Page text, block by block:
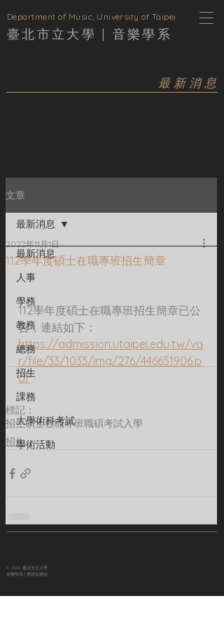
Department of Music, University of Taipei
臺北市立大學 | 音樂學 系
最新消息
文章
最新消息
人事
學務
教務
總務
招生
課務
大學術科考試
學術活動
最新消息
112學年度碩士在職專班招生簡章
2022年11月1日
112學年度碩士在職專班招生簡章已公
告，連結如下：
https://admission.utaipei.edu.tw/va
r/file/33/1033/img/276/446651906.p
df
標記：
招生碩士在職專班職碩考試入學
招生
© 2020 臺北市立大學
音樂學系 | 應用音樂組